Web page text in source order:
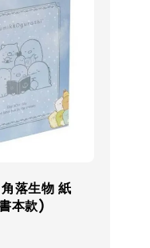
落生物 紙
本款)